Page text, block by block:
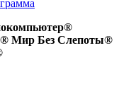
Мир Без Слепоты®